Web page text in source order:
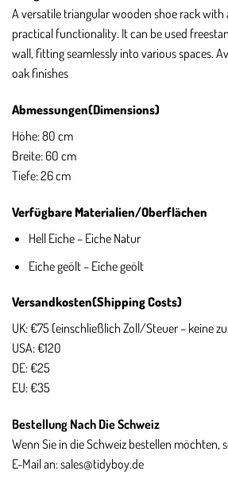
A versatile triangular wooden shoe rack with
practical functionality. It can be used
wall, fitting seamlessly into various spaces.
oak finishes
Abmessungen(Dimensions)
Höhe: 80 cm
Breite: 60 cm
Tiefe: 26 cm
Verfügbare Materialien/Oberflächen
Hell Eiche – Eiche Natur
Eiche geölt – Eiche geölt
Versandkosten(Shipping Costs)
UK: €75 (einschließlich Zoll/Steuer – keine
USA: €120
DE: €25
EU: €35
Bestellung Nach Die Schweiz
Wenn Sie in die Schweiz bestellen möchten,
E-Mail an:sales@tidyboy.de